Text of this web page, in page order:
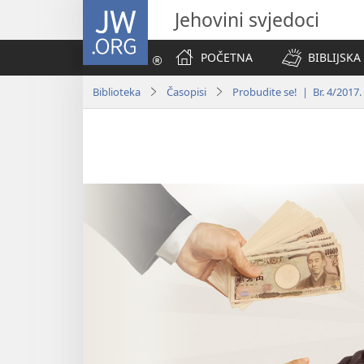
JW.ORG Jehovini svjedoci
POČETNA
BIBLIJSKA
Biblioteka Časopisi Probudite se! | Br. 4/2017.